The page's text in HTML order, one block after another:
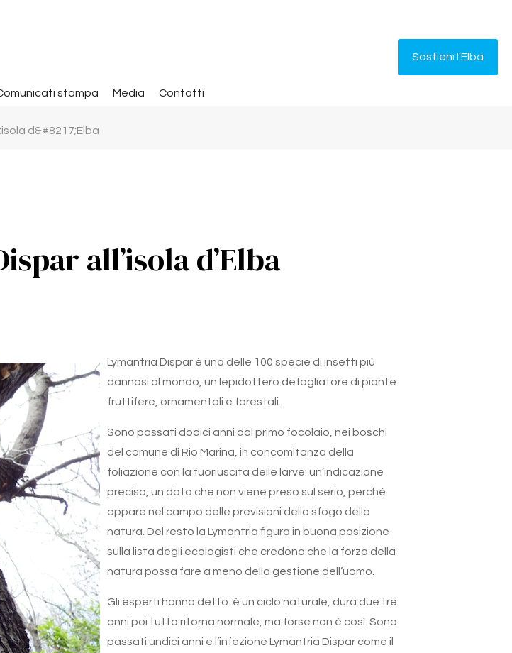
stampa Media Contatti
Sostieni l'Elba
d&#8217;Elba
all’isola d’Elba
Lymantria Dispar è una delle 100 specie di insetti più
dannosi al mondo, un lepidottero defogliatore di piante
fruttifere, ornamentali e forestali.
Sono passati dodici anni dal primo focolaio, nei boschi
del comune di Rio Marina, in concomitanza della
foliazione con la fuoriuscita delle larve: un’indicazione
precisa, un dato che non viene preso sul serio, perché
appare nel campo delle previsioni dello sfogo della
natura. Del resto la Lymantria figura in buona posizione
sulla lista degli ecologisti che credono che la forza della
natura possa fare a meno della gestione dell’uomo.
Gli esperti hanno detto: è un ciclo naturale, dura due tre
anni poi tutto ritorna normale, ma forse non è così. Sono
passati undici anni e l’infezione Lymantria Dispar come il